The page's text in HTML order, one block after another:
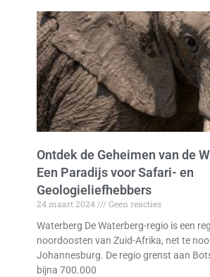
Ontdek de Geheimen van de
Een Paradijs voor Safari- en
Geologieliefhebbers
24 maart 2024
Geen reacties
Waterberg De Waterberg-regio is een
noordoosten van Zuid-Afrika, net te
Johannesburg. De regio grenst aan
bijna 700.000